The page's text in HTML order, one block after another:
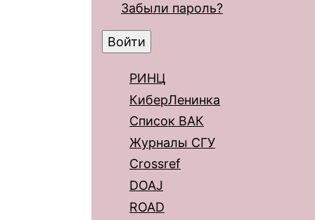
Забыли пароль?
РИНЦ
КиберЛенинка
Список ВАК
Журналы СГУ
Crossref
DOAJ
ROAD